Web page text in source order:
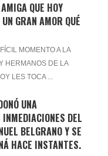
QUE HOY
GRAN AMOR QUÉ
MOMENTO A LA
HERMANOS DE LA
LES TOCA ...
UNA
DEL
BELGRANO Y SE
HACE INSTANTES.